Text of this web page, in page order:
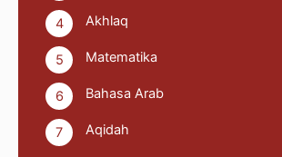
4 Akhlaq
5 Matematika
6 Bahasa Arab
7 Aqidah